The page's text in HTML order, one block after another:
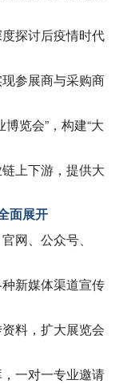
探讨后疫情时代
参展商与采购商
览会”，构建“大
上下游，提供大
面展开
网、公众号、
新媒体渠道宣传
料，扩大展览会
一对一专业邀请